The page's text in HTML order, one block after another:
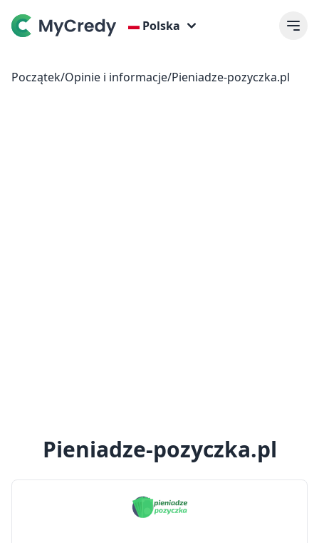
Polska
Początek/Opinie i informacje/Pieniadze-pozyczka.pl
Pieniadze-pozyczka.pl